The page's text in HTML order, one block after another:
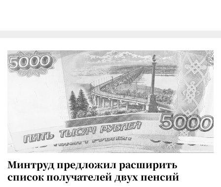
Минтруд предложил расширить
список получателей двух пенсий